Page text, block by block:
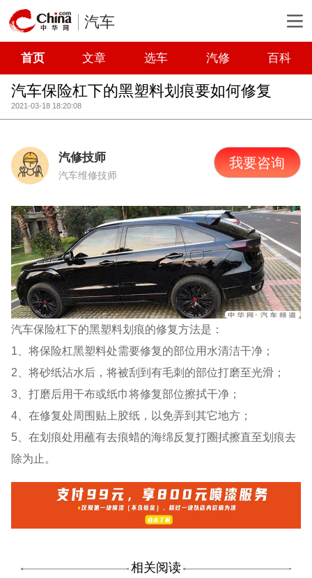
汽车
首页 文章 选车 汽修 百科
汽车保险杠下的黑塑料划痕要如何修复
2021-03-18 18:20:08
汽修技师
汽车维修技师
我要咨询
汽车保险杠下的黑塑料划痕的修复方法是：
1、将保险杠黑塑料处需要修复的部位用水清洁干净；
2、将砂纸沾水后，将被刮到有毛刺的部位打磨至光滑；
3、打磨后用干布或纸巾将修复部位擦拭干净；
4、在修复处周围贴上胶纸，以免弄到其它地方；
5、在划痕处用蘸有去痕蜡的海绵反复打圈拭擦直至划痕去
除为止。
相关阅读